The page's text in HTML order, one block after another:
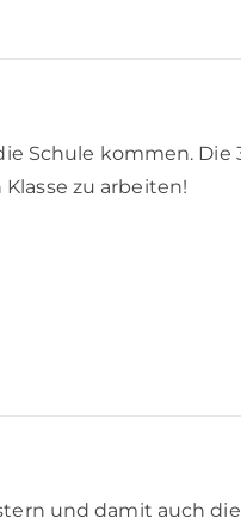
Schule kommen. Die
zu arbeiten!
und damit auch die